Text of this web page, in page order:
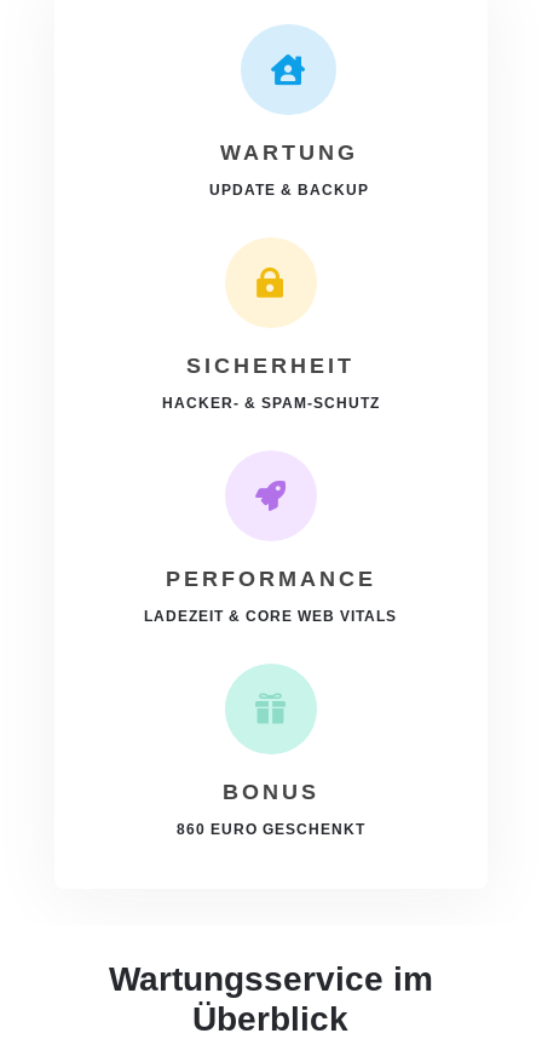

WARTUNG
UPDATE & BACKUP

SICHERHEIT
HACKER- & SPAM-SCHUTZ

PERFORMANCE
LADEZEIT & CORE WEB VITALS

BONUS
860 EURO GESCHENKT
Wartungsservice im
Überblick